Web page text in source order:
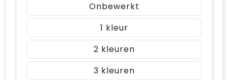
Onbewerkt
1
2
3